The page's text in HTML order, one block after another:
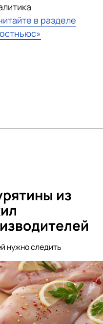
в разделе
из
нужно следить